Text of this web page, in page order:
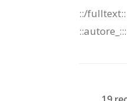
::/fulltext::